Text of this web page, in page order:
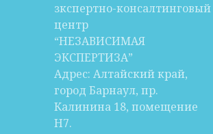
зкспертно-консалтинговый
центр
“НЕЗАВИСИМАЯ
ЭКСПЕРТИЗА”
Адрес: Алтайский край,
город Барнаул, пр.
Калинина 18, помещение
Н7.